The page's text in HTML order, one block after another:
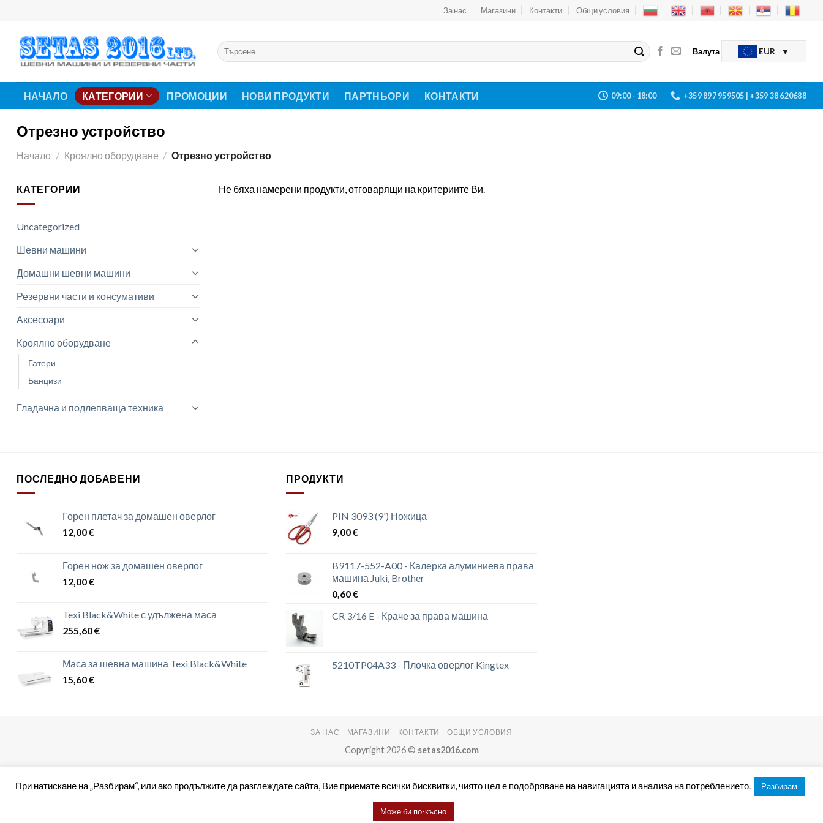
content
За нас Магазини Контакти Общи условия
Търсене
за:
Валута EUR
НАЧАЛО КАТЕГОРИИ ПРОМОЦИИ НОВИ ПРОДУКТИ ПАРТНЬОРИ КОНТАКТИ 09:00 - 18:00 +359 897 959505 | +359 38 620688
Отрезно устройство
Начало / Кроялно оборудване / Отрезно устройство
КАТЕГОРИИ
Uncategorized
Шевни машини
Домашни шевни машини
Резервни части и консумативи
Аксесоари
Кроялно оборудване
Гатери
Банцизи
Гладачна и подлепваща техника
Не бяха намерени продукти, отговарящи на критериите Ви.
ПОСЛЕДНО ДОБАВЕНИ
Горен плетач за домашен оверлог
12,00€
Горен нож за домашен оверлог
12,00€
Texi Black&White с удължена маса
255,60€
Маса за шевна машина Texi Black&White
15,60€
ПРОДУКТИ
PIN 3093 (9') Ножица
9,00€
B9117-552-A00 - Калерка алуминиева права
машина Juki, Brother
0,60€
CR 3/16 E - Краче за права машина
5210TP04A33 - Плочка оверлог Kingtex
ЗА НАС МАГАЗИНИ КОНТАКТИ ОБЩИ УСЛОВИЯ
Copyright 2026 © setas2016.com
При натискане на „Разбирам“, или ако продължите да разглеждате сайта, Вие приемате всички бисквитки, чиято цел е подобряване на навигацията и анализа на потреблението. Разбирам
Може би по-късно